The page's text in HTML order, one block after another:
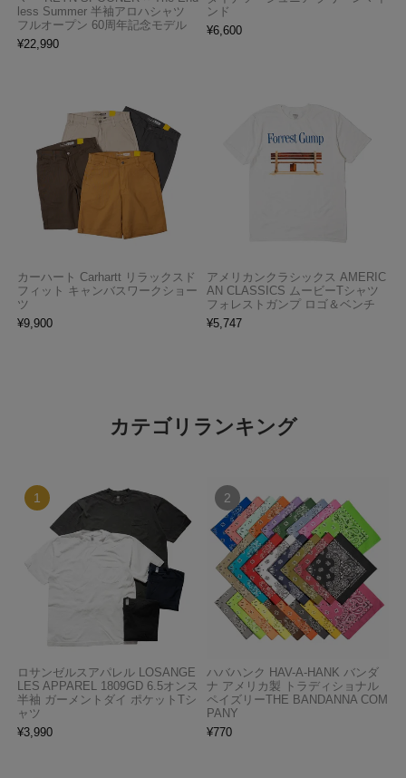
less Summer 半袖アロハシャツ
フルオープン 60周年記念モデル
¥22,990
ンド
¥6,600
カーハート Carhartt リラックスド
フィット キャンバスワークショー
ツ
¥9,900
アメリカンクラシックス AMERIC
AN CLASSICS ムービーTシャツ
フォレストガンプ ロゴ＆ベンチ
¥5,747
カテゴリランキング
ロサンゼルスアパレル LOSANGE
LES APPAREL 1809GD 6.5オンス
半袖 ガーメントダイ ポケットTシ
ャツ
¥3,990
ハバハンク HAV-A-HANK バンダ
ナ アメリカ製 トラディショナル
ペイズリーTHE BANDANNA COM
PANY
¥770